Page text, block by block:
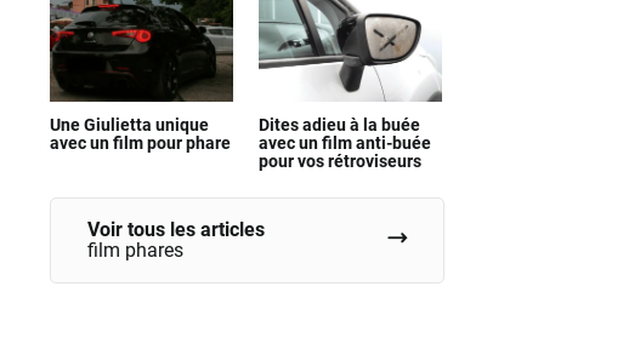
Une Giulietta unique
avec un film pour phare
Dites adieu à la buée
avec un film anti-buée
pour vos rétroviseurs
Voir tous les articles
film phares